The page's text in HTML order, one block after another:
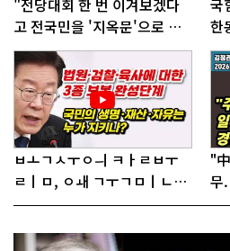
"전당대회 한 번 이겨보겠다
고 전국민을 '지옥문'으로 밀
어!"
국
한
ㅂㅗㄱㅅㅜㅇㅢ ㅋㅏㄹㅂㅜ
ㄹㅣㅁ, ㅇㅙ ㄱㅜㄱㅁㅣㄴㄷ
ㅡㄹㅇㅣ ㄷㅏㅇㅎㅐㅇㅑ ㅎ
"
무
쟁